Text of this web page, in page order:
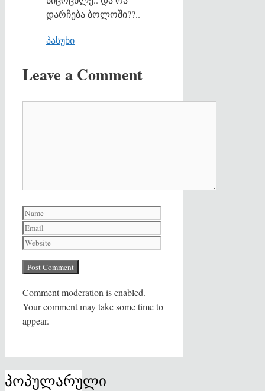
დარჩება ბოლოში??..
პასუხი
Leave a Comment
Name
Comment moderation is enabled.
Your comment may take some time to
appear.
პოპულარული